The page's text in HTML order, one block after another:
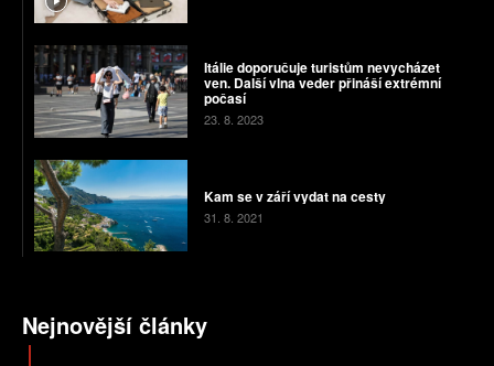
Itálie doporučuje turistům nevycházet
ven. Další vlna veder přináší extrémní
počasí
23. 8. 2023
Kam se v září vydat na cesty
31. 8. 2021
Nejnovější články